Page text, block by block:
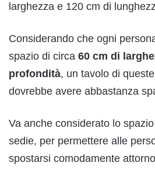
larghezza e 120 cm di
Considerando che ogni
spazio di circa 60 cm di
profondità, un tavolo di
dovrebbe avere abbastanza
Va anche considerato lo
sedie, per permettere alle
spostarsi comodamente